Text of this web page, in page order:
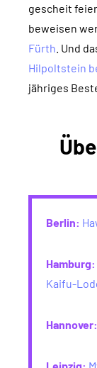
gescheit
beweisen
Fürth . Und
Hilpoltstein
jähriges
Berlin:
Hamburg:
Kaifu-
Hannover:
Leipzig: